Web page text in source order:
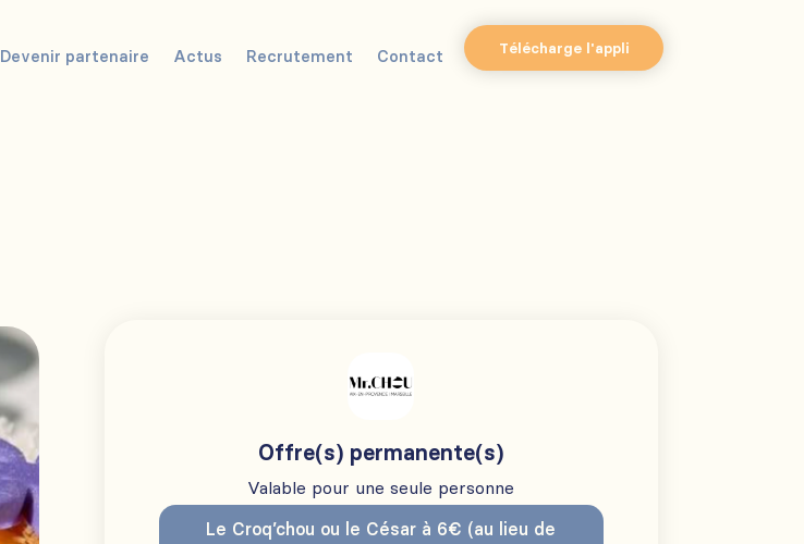
Devenir partenaire Actus Recrutement Contact Télécharge l'appli
Offre(s) permanente(s)
Valable pour une seule personne
Le Croq’chou ou le César à 6€ (au lieu de